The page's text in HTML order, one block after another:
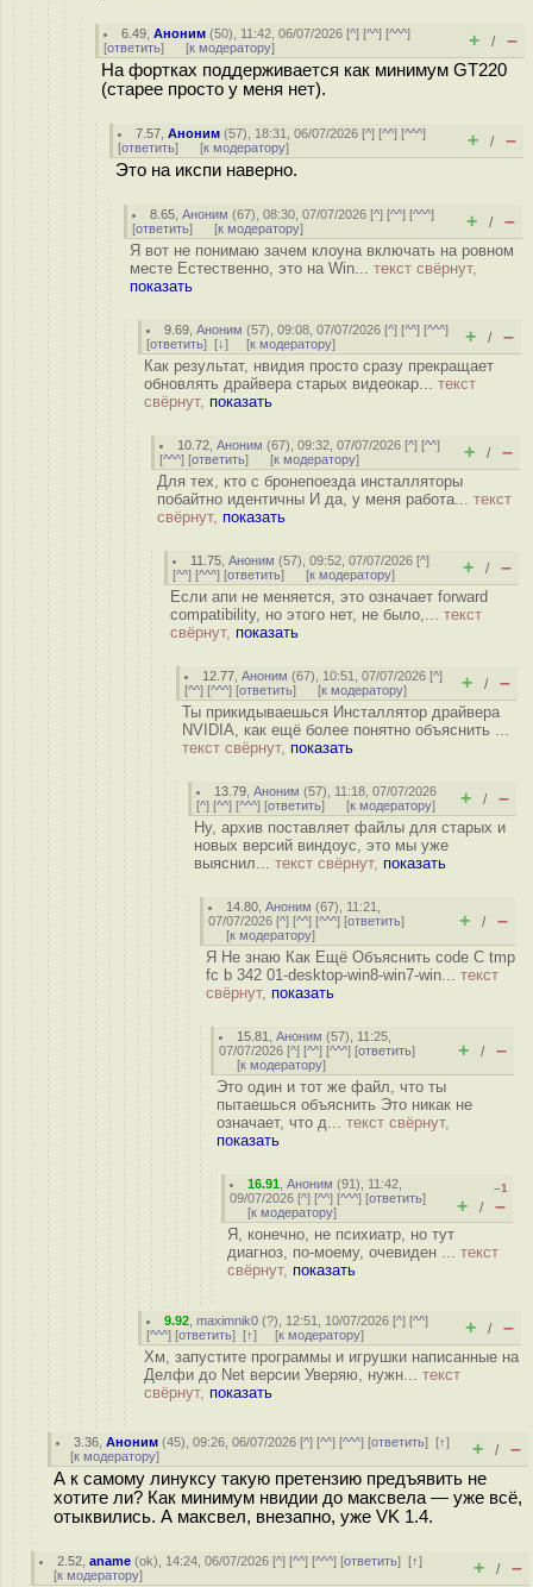
6.49 ,Аноним (50), 11:42, 06/07/2026 [^] [^^] [^^^]
[ответить] [к модератору] + / –
На фортках поддерживается как минимум GT220
(старее просто у меня нет).
7.57 ,Аноним (57), 18:31, 06/07/2026 [^] [^^] [^^^]
[ответить] [к модератору] + / –
Это на икспи наверно.
8.65 ,Аноним (67), 08:30, 07/07/2026 [^] [^^] [^^^]
[ответить] [к модератору] + / –
Я вот не понимаю зачем клоуна включать на ровном
месте Естественно, это на Win... текст свёрнут,
показать
9.69 ,Аноним (57), 09:08, 07/07/2026 [^] [^^] [^^^]
[ответить] [↓] [к модератору] + / –
Как результат, нвидия просто сразу прекращает
обновлять драйвера старых видеокар... текст
свёрнут, показать
10.72 ,Аноним (67), 09:32, 07/07/2026 [^] [^^]
[^^^] [ответить] [к модератору] + / –
Для тех, кто с бронепоезда инсталляторы
побайтно идентичны И да, у меня работа... текст
свёрнут, показать
11.75 ,Аноним (57), 09:52, 07/07/2026 [^]
[^^] [^^^] [ответить] [к модератору] + / –
Если апи не меняется, это означает forward
compatibility, но этого нет, не было,... текст
свёрнут, показать
12.77 ,Аноним (67), 10:51, 07/07/2026 [^]
[^^] [^^^] [ответить] [к модератору] + / –
Ты прикидываешься Инсталлятор драйвера
NVIDIA, как ещё более понятно объяснить ...
текст свёрнут, показать
13.79 ,Аноним (57), 11:18, 07/07/2026
[^] [^^] [^^^] [ответить] [к модератору] + / –
Ну, архив поставляет файлы для старых и
новых версий виндоус, это мы уже
выяснил... текст свёрнут, показать
14.80 ,Аноним (67), 11:21,
07/07/2026 [^] [^^] [^^^] [ответить]
[к модератору]
+ / –
Я Не знаю Как Ещё Объяснить code C tmp
fc b 342 01-desktop-win8-win7-win... текст
свёрнут, показать
15.81 ,Аноним (57), 11:25,
07/07/2026 [^] [^^] [^^^] [ответить]
[к модератору]
+ / –
Это один и тот же файл, что ты
пытаешься объяснить Это никак не
означает, что д... текст свёрнут,
показать
16.91 ,Аноним (91), 11:42,
09/07/2026 [^] [^^] [^^^] [ответить]
[к модератору]
–1
+ / –
Я, конечно, не психиатр, но тут
диагноз, по-моему, очевиден ... текст
свёрнут, показать
9.92 ,maximnik0 (?), 12:51, 10/07/2026 [^] [^^]
[^^^] [ответить] [↑] [к модератору] + / –
Хм, запустите программы и игрушки написанные на
Делфи до Net версии Уверяю, нужн... текст
свёрнут, показать
3.36 ,Аноним (45), 09:26, 06/07/2026 [^] [^^] [^^^] [ответить][↑]
[к модератору] + / –
А к самому линуксу такую претензию предъявить не
хотите ли? Как минимум нвидии до максвела — уже всё,
отыквились. А максвел, внезапно, уже VK 1.4.
2.52 ,aname (ok), 14:24, 06/07/2026 [^] [^^] [^^^] [ответить][↑]
[к модератору] + / –